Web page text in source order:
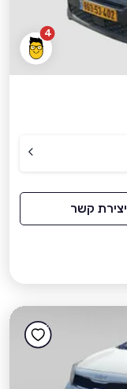
4
יצירת קשר